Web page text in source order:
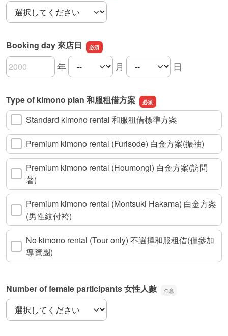
Preferred language 語言
Booking day 來店日
Booking day 來店日の年
年
Booking day 來店日の月 月
Booking day 來店日の日 日
Type of kimono plan 和服租借方案
Standard kimono rental 和服租借標準方案
Premium kimono rental (Furisode) 白金方案(振袖)
Premium kimono rental (Houmongi) 白金方案(訪問
著)
Premium kimono rental (Montsuki Hakama) 白金方案
(男性紋付袴)
No kimono rental (Tour only) 不選擇和服租借(僅參加
導覽團)
Number of female participants 女性人數
Number of female participants 女性人數